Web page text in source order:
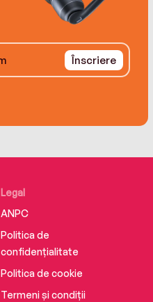
Înscriere
Legal
ANPC
Politica de
confidențialitate
Politica de cookie
Termeni și condiții